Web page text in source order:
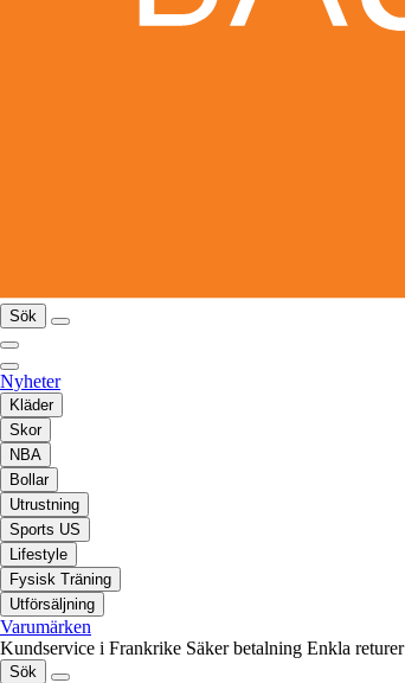
Sök
Nyheter
Kläder
Skor
NBA
Bollar
Utrustning
Sports US
Lifestyle
Fysisk Träning
Utförsäljning
Varumärken
Kundservice i Frankrike Säker betalning Enkla returer
Sök